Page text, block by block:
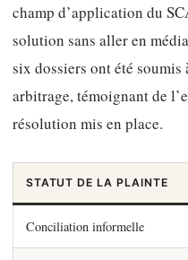
champ d’application du
solution sans aller en
six dossiers ont été
arbitrage, témoignant de
résolution mis en place.
STATUT DE LA PLAINTE
Conciliation informelle